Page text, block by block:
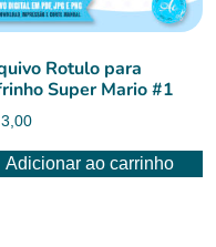
Rotulo para
Super Mario #1
3,00
Adicionar ao carrinho